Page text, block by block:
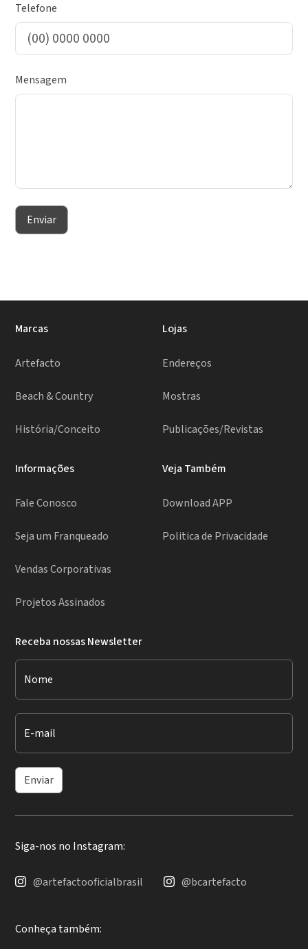
Telefone
Mensagem
Enviar
Marcas
Artefacto
Beach & Country
História/Conceito
Lojas
Endereços
Mostras
Publicações/Revistas
Informações
Fale Conosco
Seja um Franqueado
Vendas Corporativas
Projetos Assinados
Veja Também
Download APP
Politica de Privacidade
Receba nossas Newsletter
Nome
E-mail
Enviar
Siga-nos no Instagram:
@artefactooficialbrasil @bcartefacto
Conheça também: